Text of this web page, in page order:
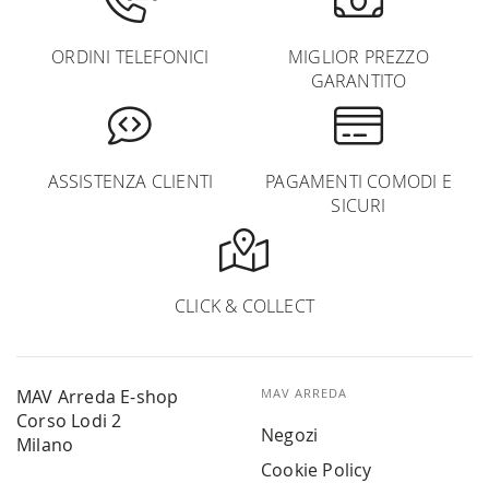
ORDINI TELEFONICI
MIGLIOR PREZZO
GARANTITO
ASSISTENZA CLIENTI
PAGAMENTI COMODI E
SICURI
CLICK & COLLECT
MAV Arreda E-shop
Corso Lodi 2
Milano
MAV ARREDA
Negozi
Cookie Policy